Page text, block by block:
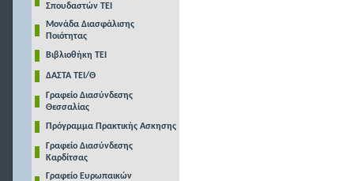
Σπουδαστών ΤΕΙ
Μονάδα Διασφάλισης
Ποιότητας
Βιβλιοθήκη ΤΕΙ
ΔΑΣΤΑ ΤΕΙ/Θ
Γραφείο Διασύνδεσης
Θεσσαλίας
Πρόγραμμα Πρακτικής Ασκησης
Γραφείο Διασύνδεσης
Καρδίτσας
Γραφείο Ευρωπαικών